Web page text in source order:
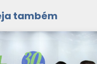
também